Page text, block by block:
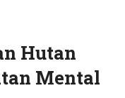
Hutan
Mental